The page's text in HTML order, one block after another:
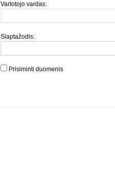
Vartotojo vardas:
Slaptažodis:
Prisiminti duomenis